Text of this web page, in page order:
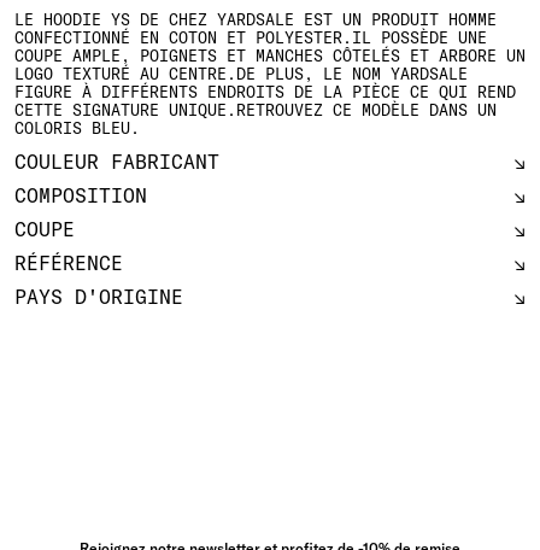
LE HOODIE YS DE CHEZ YARDSALE EST UN PRODUIT HOMME
CONFECTIONNÉ EN COTON ET POLYESTER.IL POSSÈDE UNE
COUPE AMPLE, POIGNETS ET MANCHES CÔTELÉS ET ARBORE UN
LOGO TEXTURÉ AU CENTRE.DE PLUS, LE NOM YARDSALE
FIGURE À DIFFÉRENTS ENDROITS DE LA PIÈCE CE QUI REND
CETTE SIGNATURE UNIQUE.RETROUVEZ CE MODÈLE DANS UN
COLORIS BLEU.
COULEUR FABRICANT
COMPOSITION
COUPE
RÉFÉRENCE
PAYS D'ORIGINE